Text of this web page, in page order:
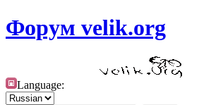
Форум velik.org
Language: